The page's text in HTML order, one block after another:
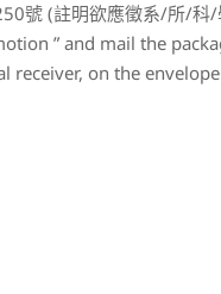
號 (註明欲應徵系/所/科/
” and mail the
on the